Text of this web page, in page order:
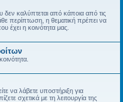
καλύπτεται από κάποια από τις
περίπτωση, η θεματική πρέπει να
έχει η κοινότητα μας.
να λάβετε υποστήριξη για
σχετικά με τη λειτουργία της